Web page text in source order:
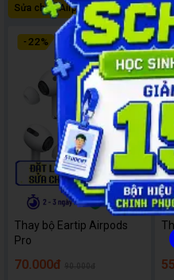
Sửa chữa Airpods Thay pin
- 22%
Thay bộ Eartip Airpods
Pro
70.000đ
-